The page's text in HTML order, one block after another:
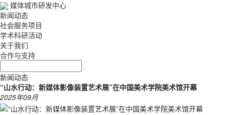
媒体城市研发中心
新闻动态
社会服务项目
学术科研活动
关于我们
合作与支持
新闻动态
“山水行动：新媒体影像装置艺术展”在中国美术学院美术馆开幕
2025年09月